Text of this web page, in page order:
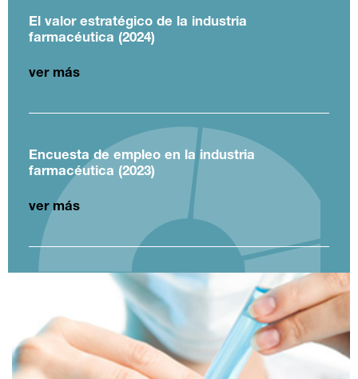
El valor estratégico de la industria
farmacéutica (2024)
ver más
Encuesta de empleo en la industria
farmacéutica (2023)
ver más